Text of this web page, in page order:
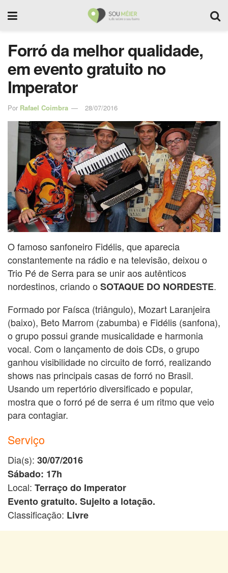
Forró da melhor qualidade,
em evento gratuito no
Imperator
Por Rafael Coimbra 28/07/2016
O famoso sanfoneiro Fidélis, que aparecia
constantemente na rádio e na televisão, deixou o
Trio Pé de Serra para se unir aos autênticos
nordestinos, criando o SOTAQUE DO NORDESTE.
Formado por Faísca (triângulo), Mozart Laranjeira
(baixo), Beto Marrom (zabumba) e Fidélis (sanfona),
o grupo possui grande musicalidade e harmonia
vocal. Com o lançamento de dois CDs, o grupo
ganhou visibilidade no circuito de forró, realizando
shows nas principais casas de forró no Brasil.
Usando um repertório diversificado e popular,
mostra que o forró pé de serra é um ritmo que veio
para contagiar.
Serviço
Dia(s): 30/07/2016
Sábado: 17h
Local: Terraço do Imperator
Evento gratuito. Sujeito a lotação.
Classificação: Livre